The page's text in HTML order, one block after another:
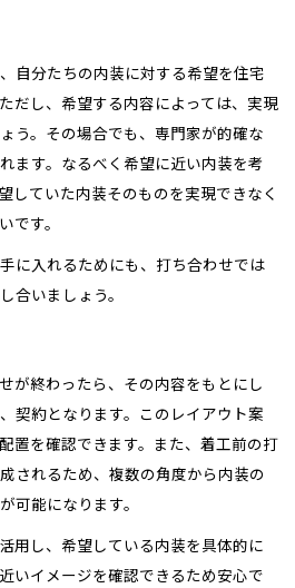
自分たちの内装に対する希望を住宅
だし、希望する内容によっては、実現
う。その場合でも、専門家が的確な
ます。なるべく希望に近い内装を考
していた内装そのものを実現できなく
です。
に入れるためにも、打ち合わせでは
合いましょう。
が終わったら、その内容をもとにし
契約となります。このレイアウト案
置を確認できます。また、着工前の打
されるため、複数の角度から内装の
可能になります。
用し、希望している内装を具体的に
いイメージを確認できるため安心で